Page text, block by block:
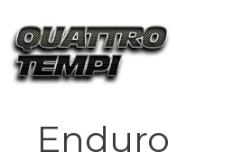
contenuto
Enduro